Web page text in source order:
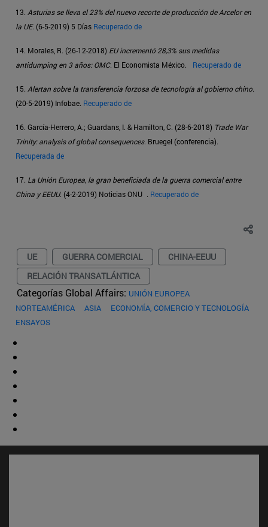
13. Asturias se lleva el 23% del nuevo recorte de producción de Arcelor en
la UE. (6-5-2019) 5 Días Recuperado de
14. Morales, R. (26-12-2018) EU incrementó 28,3% sus medidas
antidumping en 3 años: OMC. El Economista México. Recuperado de
15. Alertan sobre la transferencia forzosa de tecnología al gobierno chino.
(20-5-2019) Infobae. Recuperado de
16. García-Herrero, A.; Guardans, I. & Hamilton, C. (28-6-2018) Trade War
Trinity: analysis of global consequences. Bruegel (conferencia).
Recuperada de
17. La Unión Europea, la gran beneficiada de la guerra comercial entre
China y EEUU. (4-2-2019) Noticias ONU . Recuperado de
UE GUERRA COMERCIAL
CHINA-EEUU
RELACIÓN TRANSATLÁNTICA
Categorías Global Affairs: UNIÓN EUROPEA
NORTEAMÉRICA
ASIA
ECONOMÍA, COMERCIO Y TECNOLOGÍA
ENSAYOS